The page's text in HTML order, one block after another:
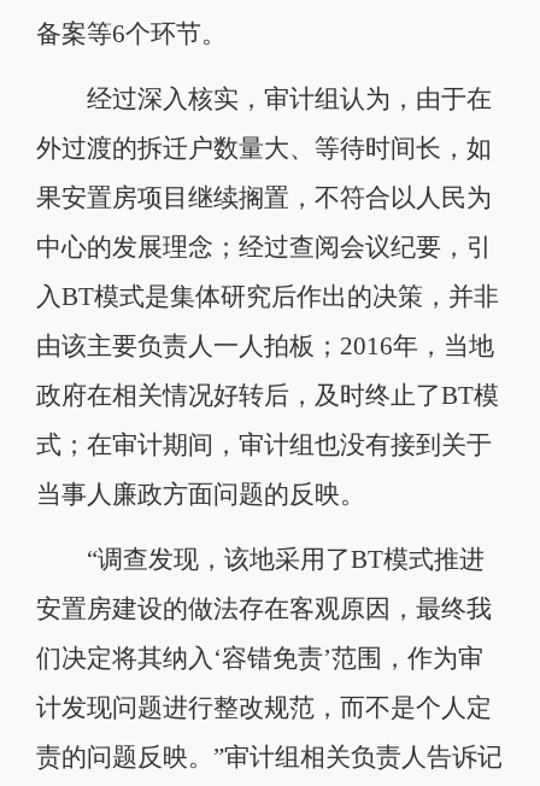
备案等6个环节。
经过深入核实，审计组认为，由于在
外过渡的拆迁户数量大、等待时间长，如
果安置房项目继续搁置，不符合以人民为
中心的发展理念；经过查阅会议纪要，引
入BT模式是集体研究后作出的决策，并非
由该主要负责人一人拍板；2016年，当地
政府在相关情况好转后，及时终止了BT模
式；在审计期间，审计组也没有接到关于
当事人廉政方面问题的反映。
“调查发现，该地采用了BT模式推进
安置房建设的做法存在客观原因，最终我
们决定将其纳入‘容错免责’范围，作为审
计发现问题进行整改规范，而不是个人定
责的问题反映。”审计组相关负责人告诉记